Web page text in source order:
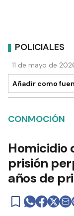
POLICIALES
11 de mayo de
Añadir como
CONMOCIÓN
Homicidio
prisión
años de